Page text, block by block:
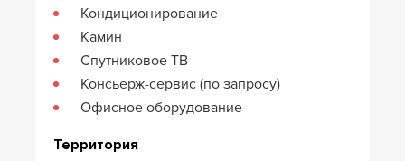
Кондиционирование
Камин
Спутниковое ТВ
Консьерж-сервис (по запросу)
Офисное оборудование
Территория